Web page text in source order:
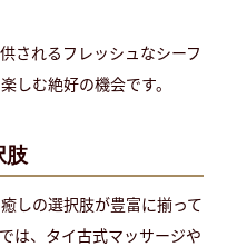
されるフレッシュなシーフ
しむ絶好の機会です。
肢
しの選択肢が豊富に揃って
は、タイ古式マッサージや